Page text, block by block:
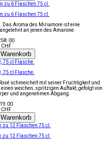
zu 6 Flaschen 75 cl.
zu 6 Flaschen 75 cl.
Das Aroma des Miriamore ist eine
an jenen des Amarone.
CHF
75 cl Flasche.
75 cl Flasche.
schmeichelt mit seiner Fruchtigkeit und
weichen, spritzigen Auftakt, gefolgt von
und angenehmen Abgang.
19.00
CHF
zu 12 Flaschen 75 cl.
zu 12 Flaschen 75 cl.